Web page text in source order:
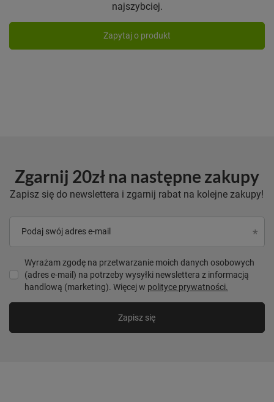
najszybciej.
Zapytaj o produkt
Zgarnij 20zł na następne zakupy
Zapisz się do newslettera i zgarnij rabat na kolejne zakupy!
Podaj swój adres e-mail
Wyrażam zgodę na przetwarzanie moich danych osobowych
(adres e-mail) na potrzeby wysyłki newslettera z informacją
handlową (marketing). Więcej w polityce prywatności.
Zapisz się